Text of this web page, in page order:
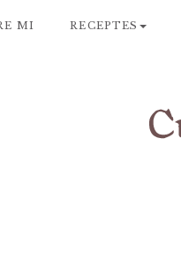
MI RECEPTES